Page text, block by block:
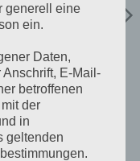
RINGKABELSCHUHE
M8 DIN
50mm²
€2,50 inkl 20% Mwst
im Polz Lager
IN DEN WARENKORB
generell eine
ein.
Daten,
E-Mail-
betroffenen
der
in
geltenden